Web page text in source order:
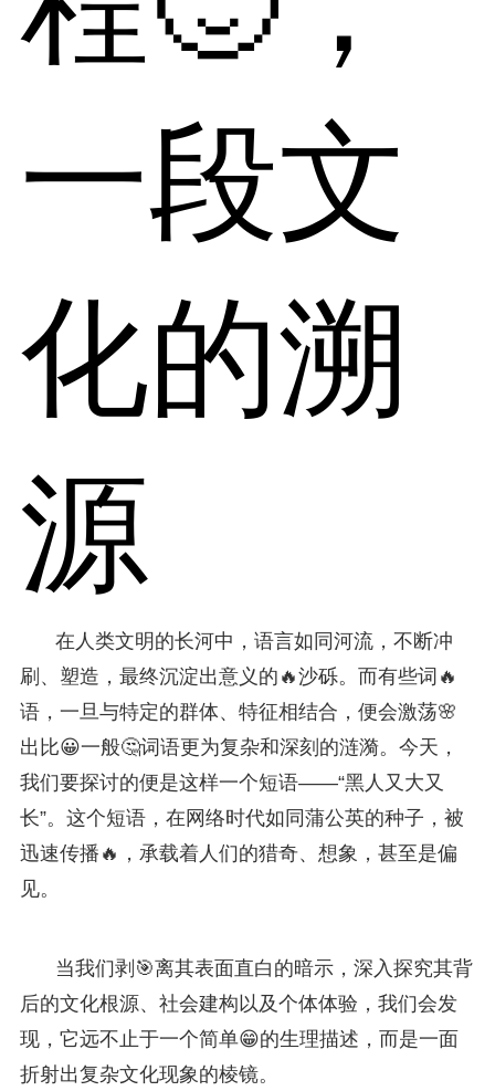
一段文
化的溯
源
在人类文明的长河中，语言如同河流，不断冲
刷、塑造，最终沉淀出意义的🔥沙砾。而有些词🔥
语，一旦与特定的群体、特征相结合，便会激荡🌸
出比😀一般🤔词语更为复杂和深刻的涟漪。今天，
我们要探讨的便是这样一个短语——“黑人又大又
长”。这个短语，在网络时代如同蒲公英的种子，被
迅速传播🔥，承载着人们的猎奇、想象，甚至是偏
见。
当我们剥🎯离其表面直白的暗示，深入探究其背
后的文化根源、社会建构以及个体体验，我们会发
现，它远不止于一个简单😁的生理描述，而是一面
折射出复杂文化现象的棱镜。